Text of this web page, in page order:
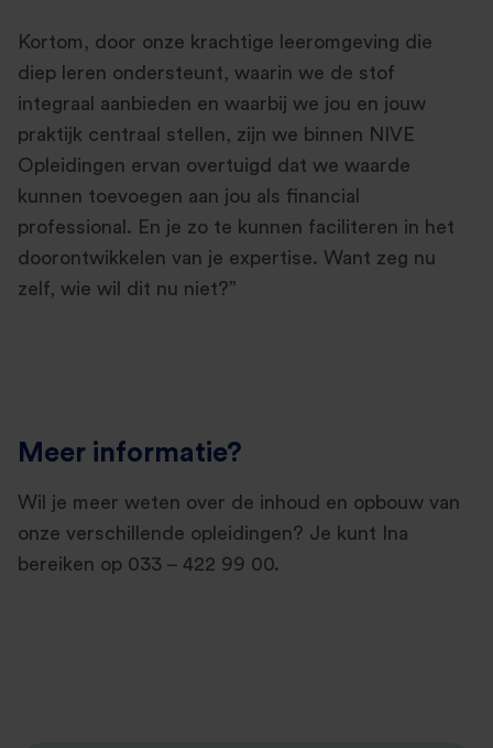
Kortom, door onze krachtige leeromgeving die
diep leren ondersteunt, waarin we de stof
integraal aanbieden en waarbij we jou en jouw
praktijk centraal stellen, zijn we binnen NIVE
Opleidingen ervan overtuigd dat we waarde
kunnen toevoegen aan jou als financial
professional. En je zo te kunnen faciliteren in het
doorontwikkelen van je expertise. Want zeg nu
zelf, wie wil dit nu niet?”
Meer informatie?
Wil je meer weten over de inhoud en opbouw van
onze verschillende opleidingen? Je kunt Ina
bereiken op 033 – 422 99 00.